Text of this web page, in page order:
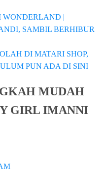
WONDERLAND |
SAMBIL BERHIBUR
DI MATARI SHOP,
PUN ADA DI SINI
MUDAH
GIRL IMANNI